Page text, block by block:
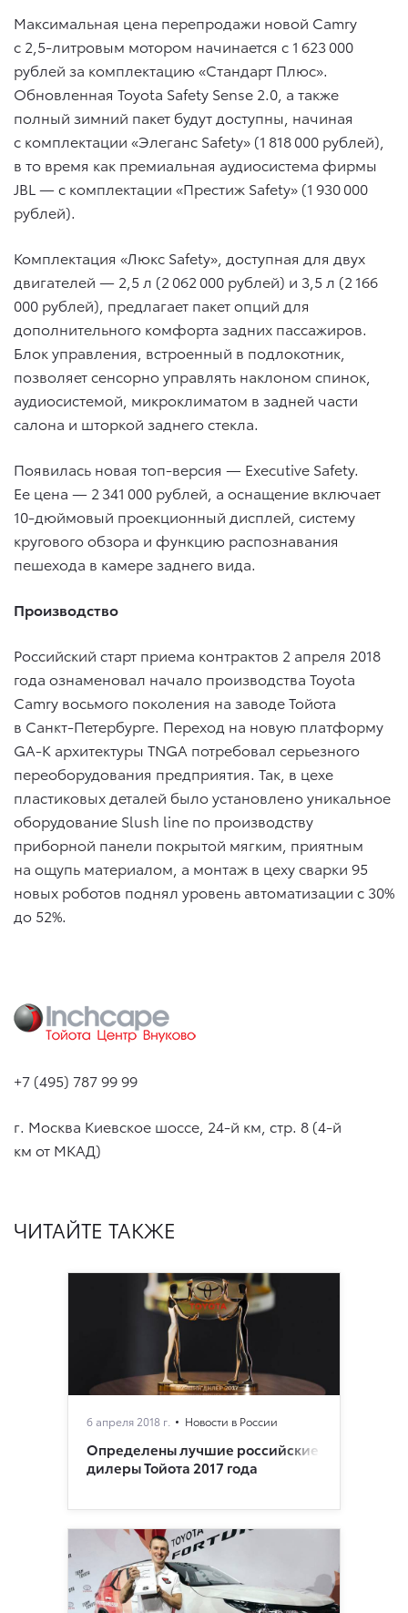
Максимальная цена перепродажи новой Camry
c 2,5-литровым мотором начинается с 1 623 000
рублей за комплектацию «Стандарт Плюс».
Обновленная Toyota Safety Sense 2.0, а также
полный зимний пакет будут доступны, начиная
с комплектации «Элеганс Safety» (1 818 000 рублей),
в то время как премиальная аудиосистема фирмы
JBL — с комплектации «Престиж Safety» (1 930 000
рублей).
Комплектация «Люкс Safety», доступная для двух
двигателей — 2,5 л (2 062 000 рублей) и 3,5 л (2 166
000 рублей), предлагает пакет опций для
дополнительного комфорта задних пассажиров.
Блок управления, встроенный в подлокотник,
позволяет сенсорно управлять наклоном спинок,
аудиосистемой, микроклиматом в задней части
салона и шторкой заднего стекла.
Появилась новая топ-версия — Executive Safety.
Ее цена — 2 341 000 рублей, а оснащение включает
10-дюймовый проекционный дисплей, систему
кругового обзора и функцию распознавания
пешехода в камере заднего вида.
Производство
Российский старт приема контрактов 2 апреля 2018
года ознаменовал начало производства Toyota
Camry восьмого поколения на заводе Тойота
в Санкт-Петербурге. Переход на новую платформу
GA-K архитектуры TNGA потребовал серьезного
переоборудования предприятия. Так, в цехе
пластиковых деталей было установлено уникальное
оборудование Slush line по производству
приборной панели покрытой мягким, приятным
на ощупь материалом, а монтаж в цеху сварки 95
новых роботов поднял уровень автоматизации с 30%
до 52%.
+7 (495) 787 99 99
г. Москва Киевское шоссе, 24-й км, стр. 8 (4-й
км от МКАД)
ЧИТАЙТЕ ТАКЖЕ
6 апреля 2018 г. Новости в России
Определены лучшие российские
дилеры Тойота 2017 года